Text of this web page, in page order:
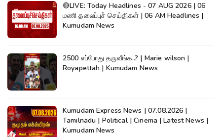
🔴LIVE: Today Headlines - 07 AUG 2026 | 06
மணி தலைப்புச் செய்திகள் | 06 AM Headlines |
Kumudam News
2500 எப்போது தருவீங்க..? | Marie wilson |
Royapettah | Kumudam News
Kumudam Express News | 07.08.2026 |
Tamilnadu | Political | Cinema | Latest News |
Kumudam News